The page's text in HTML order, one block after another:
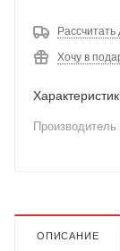
Рассчитать
Хочу в
ОПИСАНИЕ